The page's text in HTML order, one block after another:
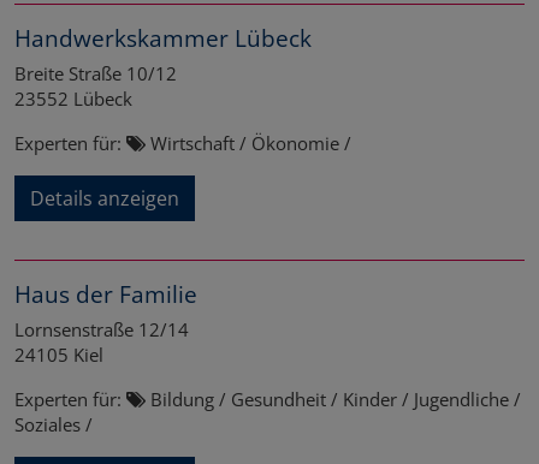
Handwerkskammer Lübeck
Breite Straße 10/12
23552 Lübeck
Experten für:
Wirtschaft / Ökonomie /
Details anzeigen
Haus der Familie
Lornsenstraße 12/14
24105 Kiel
Experten für:
Bildung / Gesundheit / Kinder / Jugendliche /
Soziales /